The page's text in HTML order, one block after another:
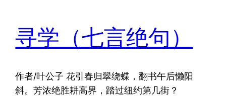
寻学（七言绝句）
作者/叶公子 花引春归翠绕蝶，翻书午后懒阳
斜。芳浓绝胜耕高界，踏过纽约第几街？